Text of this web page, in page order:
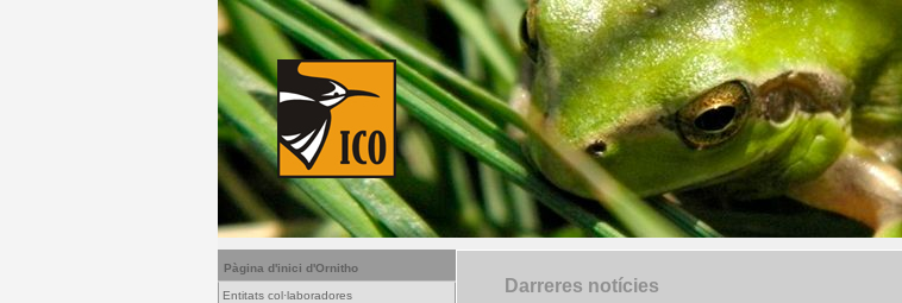
Pàgina d'inici d'Ornitho
Entitats col·laboradores Darreres notícies